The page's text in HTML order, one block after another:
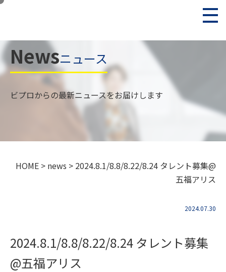
Newsニュース
ビプロからの最新ニュースをお届けします
HOME > news > 2024.8.1/8.8/8.22/8.24 タレント募集@
五福アリス
2024.07.30
2024.8.1/8.8/8.22/8.24 タレント募集
@五福アリス